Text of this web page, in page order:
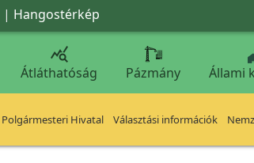
| Hangostérkép

Átláthatóság Pázmány Állami
Polgármesteri Hivatal Választási információk